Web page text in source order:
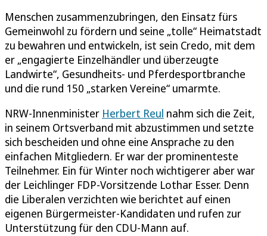
Menschen zusammenzubringen, den Einsatz fürs
Gemeinwohl zu fördern und seine „tolle“ Heimatstadt
zu bewahren und entwickeln, ist sein Credo, mit dem
er „engagierte Einzelhändler und überzeugte
Landwirte“, Gesundheits- und Pferdesportbranche
und die rund 150 „starken Vereine“ umarmte.
NRW-Innenminister Herbert Reul nahm sich die Zeit,
in seinem Ortsverband mit abzustimmen und setzte
sich bescheiden und ohne eine Ansprache zu den
einfachen Mitgliedern. Er war der prominenteste
Teilnehmer. Ein für Winter noch wichtigerer aber war
der Leichlinger FDP-Vorsitzende Lothar Esser. Denn
die Liberalen verzichten wie berichtet auf einen
eigenen Bürgermeister-Kandidaten und rufen zur
Unterstützung für den CDU-Mann auf.